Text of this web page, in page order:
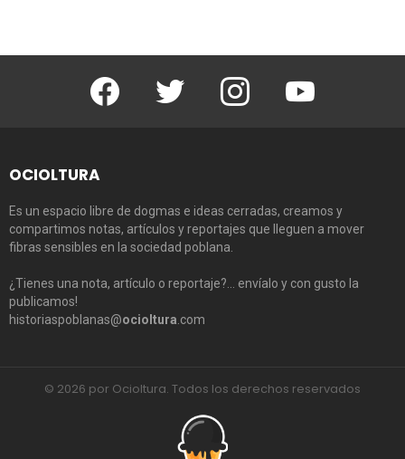
Facebook Twitter Instagram Youtube
OCIOLTURA
Es un espacio libre de dogmas e ideas cerradas, creamos y
compartimos notas, artículos y reportajes que lleguen a mover
fibras sensibles en la sociedad poblana.
¿Tienes una nota, artículo o reportaje?… envíalo y con gusto la
publicamos!
historiaspoblanas@ocioltura .com
© 2026 por Ocioltura. Todos los derechos reservados